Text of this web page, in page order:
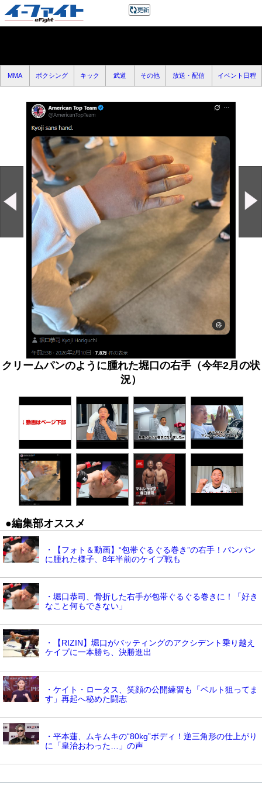
MMA ボクシング キック 武道 その他 放送・配信 イベント日程
クリームパンのように腫れた堀口の右手（今年2月の状
況）
●編集部オススメ
・【フォト＆動画】“包帯ぐるぐる巻き”の右手！パンパン
に腫れた様子、8年半前のケイプ戦も
・堀口恭司、骨折した右手が包帯ぐるぐる巻きに！「好き
なこと何もできない」
・【RIZIN】堀口がバッティングのアクシデント乗り越え
ケイプに一本勝ち、決勝進出
・ケイト・ロータス、笑顔の公開練習も「ベルト狙ってま
す」再起へ秘めた闘志
・平本蓮、ムキムキの“80kg”ボディ！逆三角形の仕上がり
に「皇治おわった…」の声